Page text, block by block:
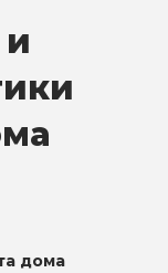
дома